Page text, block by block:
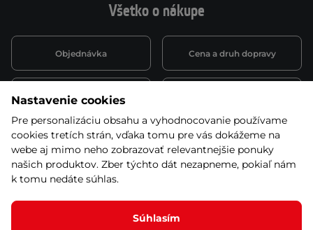
Všetko o nákupe
Objednávka Cena a druh dopravy
Spôsob platby
Montáž a servis Reklamácie a záruka
Kariéra
Nastavenie cookies
Pre personalizáciu obsahu a vyhodnocovanie používame
cookies tretích strán, vďaka tomu pre vás dokážeme na
webe aj mimo neho zobrazovať relevantnejšie ponuky
našich produktov. Zber týchto dát nezapneme, pokiaľ nám
k tomu nedáte súhlas.
Súhlasím